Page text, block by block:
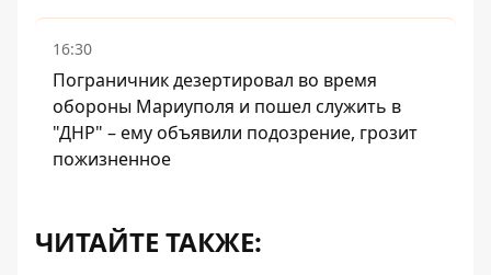
16:30
Пограничник дезертировал во время
обороны Мариуполя и пошел служить в
"ДНР" – ему объявили подозрение, грозит
пожизненное
ЧИТАЙТЕ ТАКЖЕ: